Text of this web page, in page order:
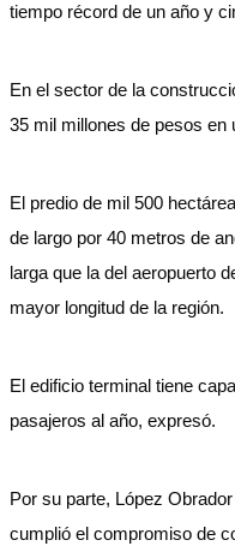
tiempo récord de un año y
En el sector de la
35 mil millones de pesos en
El predio de mil 500
de largo por 40 metros de
larga que la del aeropuerto
mayor longitud de la región.
El edificio terminal tiene
pasajeros al año, expresó.
Por su parte, López
cumplió el compromiso de